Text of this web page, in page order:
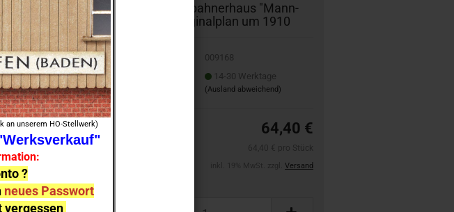
an unserem HO-Stellwerk)
?
neues Passwort
vergessen
TT- 9168 Ei­sen­bah­ner­haus "Mann­
heim" nach Ori­gi­nal­plan um 1910
009168
Lieferzeit:
14-30 Werktage
(Ausland abweichend)
64,40 €
Versand